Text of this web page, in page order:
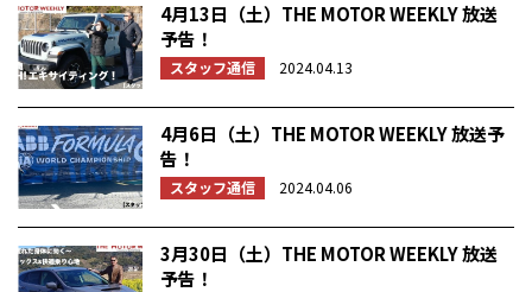
4月13日（土）THE MOTOR WEEKLY 放送
予告！
スタッフ通信 2024.04.13
4月6日（土）THE MOTOR WEEKLY 放送予
告！
スタッフ通信 2024.04.06
3月30日（土）THE MOTOR WEEKLY 放送
予告！